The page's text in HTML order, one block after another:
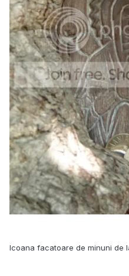
Icoana facatoare de minuni de